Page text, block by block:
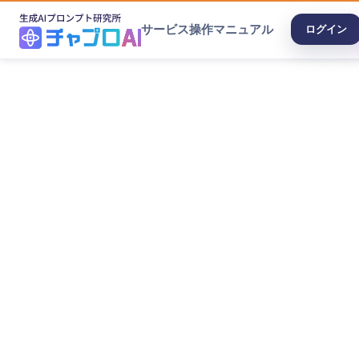
サービス操作マニュアル ログイン